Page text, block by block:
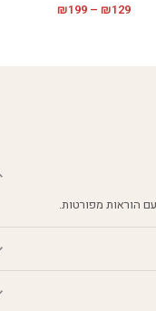
₪129
–
₪199
טווח
הוראות מפורטות.